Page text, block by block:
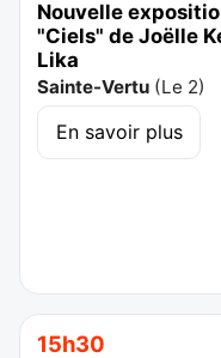
Nouvelle
"Ciels" de Joëlle
Lika
Sainte-Vertu (Le 2)
En savoir plus
15h30